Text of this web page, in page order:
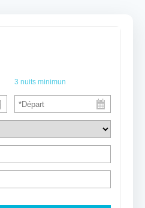
3 nuits minimun